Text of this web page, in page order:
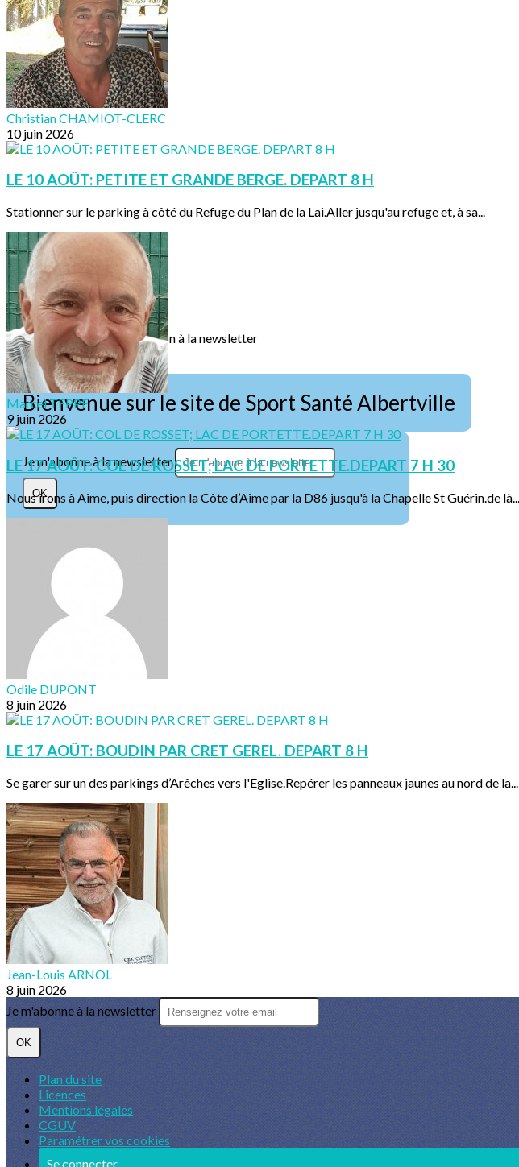
Texte, bouton et/ou inscription à la newsletter
Cliquez pour éditer
Bienvenue sur le site de Sport Santé Albertville
Je m'abonne à la newsletter
OK
Christian CHAMIOT-CLERC
10 juin 2026
LE 10 AOÛT: PETITE ET GRANDE BERGE. DEPART 8 H
Stationner sur le parking à côté du Refuge du Plan de la Lai.Aller jusqu'au refuge et, à sa...
Marcel TEPPE
9 juin 2026
LE 17 AOÛT: COL DE ROSSET; LAC DE PORTETTE.DEPART 7 H 30
Nous irons à Aime, puis direction la Côte d’Aime par la D86 jusqu'à la Chapelle St Guérin.de là...
Odile DUPONT
8 juin 2026
LE 17 AOÛT: BOUDIN PAR CRET GEREL. DEPART 8 H
Se garer sur un des parkings d’Arêches vers l'Eglise.Repérer les panneaux jaunes au nord de la...
Jean-Louis ARNOL
8 juin 2026
Je m'abonne à la newsletter
OK
Plan du site
Licences
Mentions légales
CGUV
Paramétrer vos cookies
Se connecter